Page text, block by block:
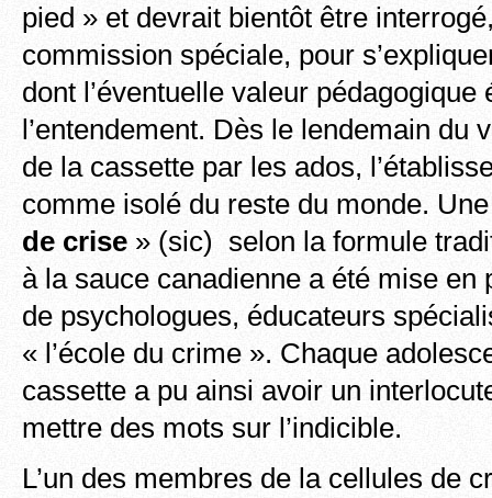
pied » et devrait bientôt être
commission spéciale, pour
dont l’éventuelle valeur pédagogique
l’entendement. Dès le lendemain du
de la cassette par les ados,
comme isolé du reste du monde. Une
de crise » (sic) selon la formule
à la sauce canadienne a été mise en
de psychologues, éducateurs
« l’école du crime ». Chaque
cassette a pu ainsi avoir un
mettre des mots sur l’indicible.
L’un des membres de la cellules de